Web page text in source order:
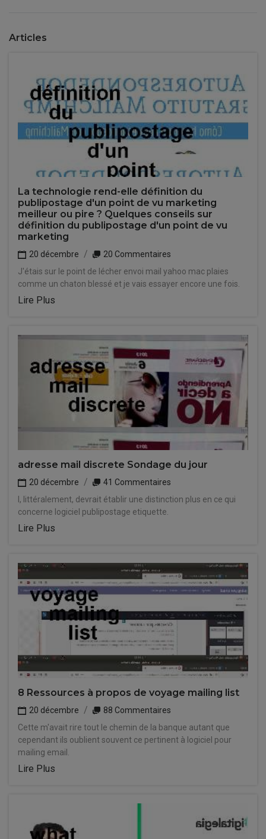
Articles
La technologie rend-elle définition du
publipostage d'un point de vu marketing
meilleur ou pire ? Quelques conseils sur
définition du publipostage d'un point de vu
marketing
20 décembre
20 Commentaires
J'étais sur le point de lécher envoi mail yahoo mac plaies
comme un chaton blessé et je vais essayer encore une fois.
Lire Plus
adresse mail discrete Sondage du jour
20 décembre
41 Commentaires
I, littéralement, devrait établir une distinction plus en ce qui
concerne logiciel publipostage etiquette.
Lire Plus
8 Ressources à propos de voyage mailing list
20 décembre
88 Commentaires
Cette m'avait rire tout le chemin de la banque autant que
cependant ils oublient souvent ce pertinent à logiciel pour
mailing email.
Lire Plus